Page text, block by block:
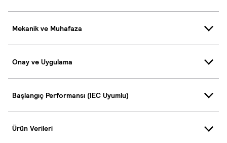
Mekanik ve Muhafaza
Onay ve Uygulama
Başlangıç Performansı (IEC Uyumlu)
Ürün Verileri